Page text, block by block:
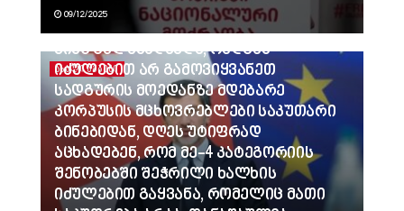
09/12/2025
ᲐᲮᲐᲚᲘ ᲐᲛᲑᲔᲑᲘ
ვინც გვლანძღავდა, რადგან
იძულებით არ გამოვიყვანეთ
სადგურის მოედანზე მდებარე
კორპუსის მცხოვრებლები საკუთარი
ბინებიდან, დღეს უტიფრად
აცხადებენ, რომ მე-4 კატეგორიის
შენობებში შეჭრილი ხალხის
იძულებით გაყვანა, რომელიც მათი